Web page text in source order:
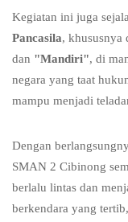
Kegiatan ini juga
Pancasila, khususnya
dan "Mandiri", di
negara yang taat
mampu menjadi
Dengan
SMAN 2 Cibinong
berlalu lintas dan
berkendara yang